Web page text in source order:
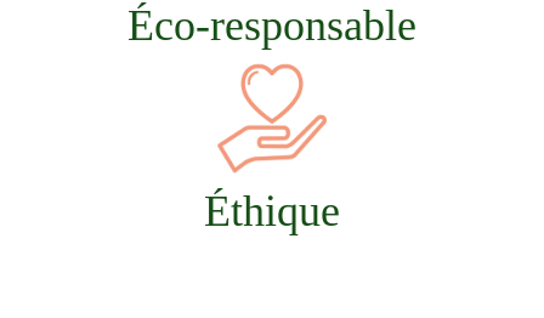
Éco-responsable
Éthique